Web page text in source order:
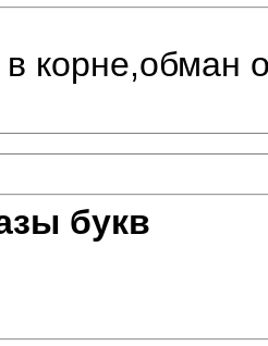
корне,обман
букв